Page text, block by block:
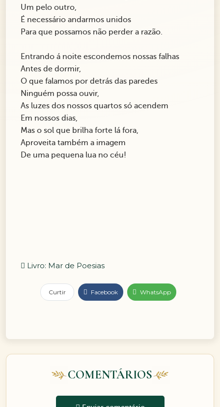
Um pelo outro,
É necessário andarmos unidos
Para que possamos não perder a razão.
Entrando á noite escondemos nossas falhas
Antes de dormir,
O que falamos por detrás das paredes
Ninguém possa ouvir,
As luzes dos nossos quartos só acendem
Em nossos dias,
Mas o sol que brilha forte lá fora,
Aproveita também a imagem
De uma pequena lua no céu!
Livro: Mar de Poesias
Curtir Facebook WhatsApp
COMENTÁRIOS